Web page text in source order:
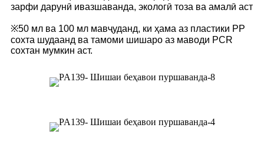
зарфи дарунӣ ивазшаванда, экологӣ тоза ва амалӣ аст
※50 мл ва 100 мл мавҷуданд, ки ҳама аз пластики PP
сохта шудаанд ва тамоми шишаро аз маводи PCR
сохтан мумкин аст.